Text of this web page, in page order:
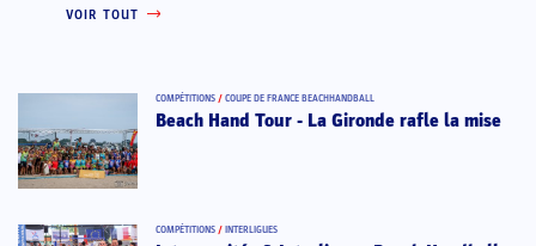
VOIR TOUT
COMPÉTITIONS / COUPE DE FRANCE BEACHHANDBALL
Beach Hand Tour - La Gironde rafle la mise
COMPÉTITIONS / INTERLIGUES